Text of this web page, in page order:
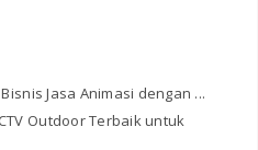
Jasa Animasi dengan ...
Outdoor Terbaik untuk